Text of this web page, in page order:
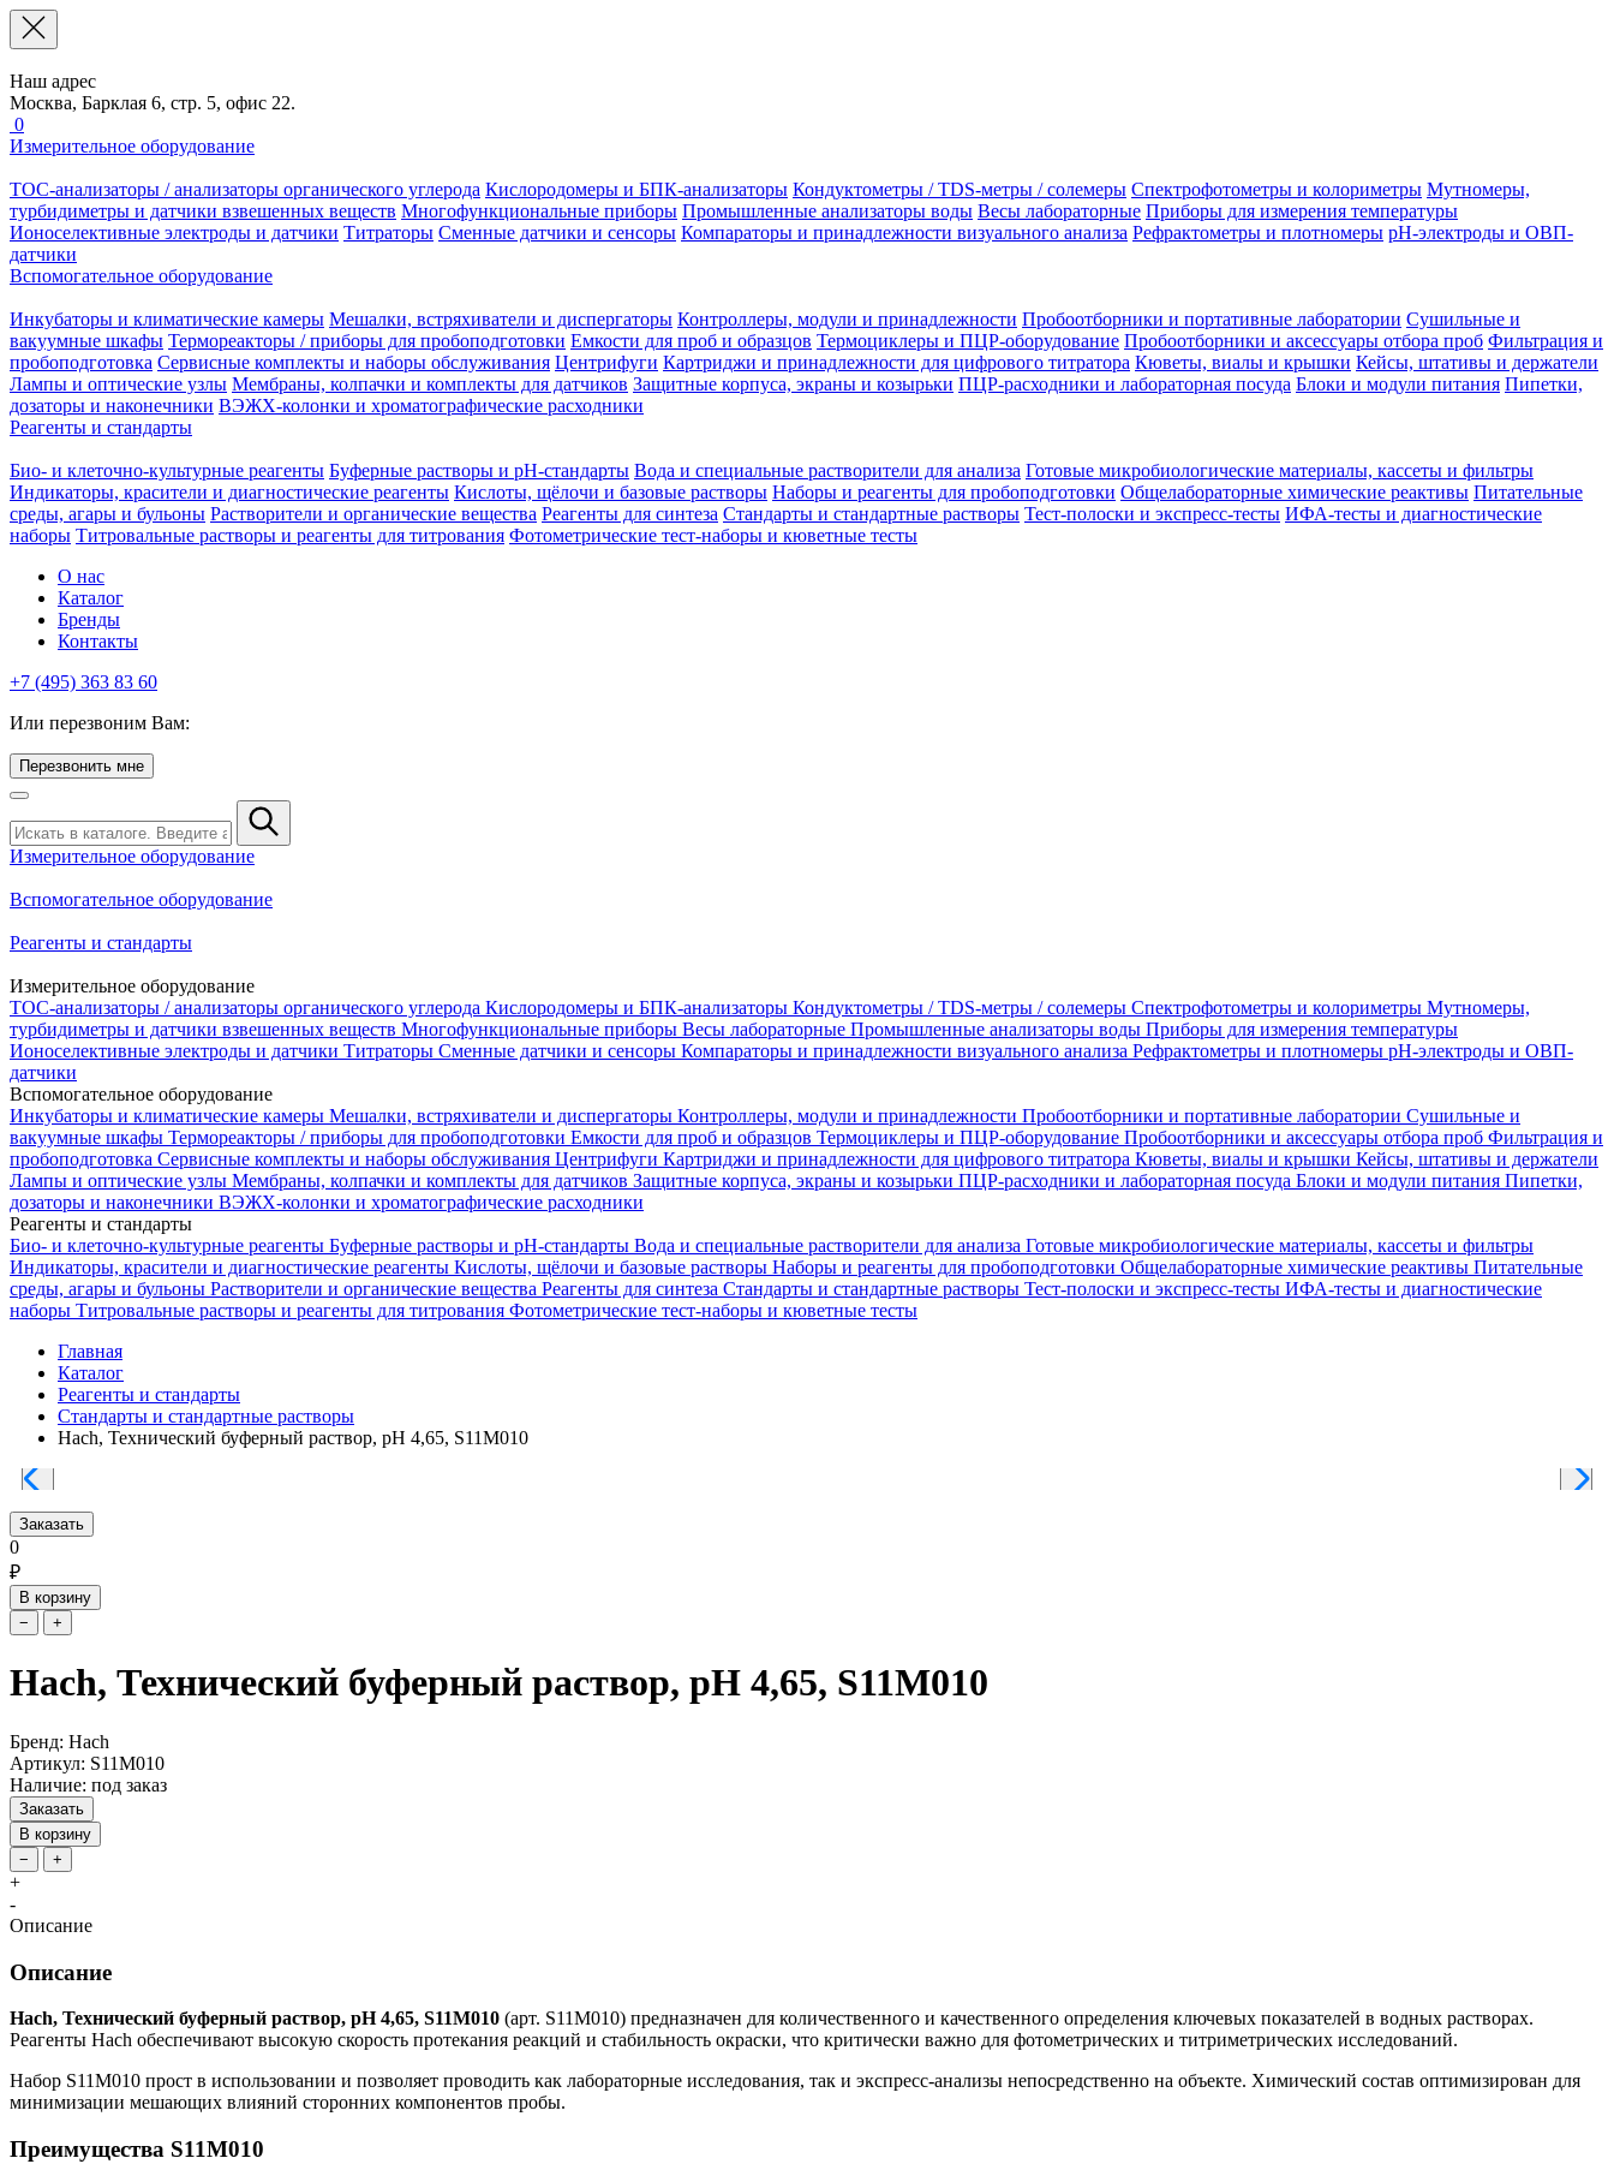
Наш адрес
Москва, Барклая 6, стр. 5, офис 22.
0
Измерительное оборудование
TOC-анализаторы / анализаторы органического углерода Кислородомеры и БПК-анализаторы Кондуктометры / TDS-метры / солемеры Спектрофотометры и колориметры Мутномеры,
турбидиметры и датчики взвешенных веществ Многофункциональные приборы Промышленные анализаторы воды Весы лабораторные Приборы для измерения температуры
Ионоселективные электроды и датчики Титраторы Сменные датчики и сенсоры Компараторы и принадлежности визуального анализа Рефрактометры и плотномеры pH-электроды и ОВП-
датчики
Вспомогательное оборудование
Инкубаторы и климатические камеры Мешалки, встряхиватели и диспергаторы Контроллеры, модули и принадлежности Пробоотборники и портативные лаборатории Сушильные и
вакуумные шкафы Термореакторы / приборы для пробоподготовки Емкости для проб и образцов Термоциклеры и ПЦР-оборудование Пробоотборники и аксессуары отбора проб Фильтрация и
пробоподготовка Сервисные комплекты и наборы обслуживания Центрифуги Картриджи и принадлежности для цифрового титратора Кюветы, виалы и крышки Кейсы, штативы и держатели
Лампы и оптические узлы Мембраны, колпачки и комплекты для датчиков Защитные корпуса, экраны и козырьки ПЦР-расходники и лабораторная посуда Блоки и модули питания Пипетки,
дозаторы и наконечники ВЭЖХ-колонки и хроматографические расходники
Реагенты и стандарты
Био- и клеточно-культурные реагенты Буферные растворы и pH-стандарты Вода и специальные растворители для анализа Готовые микробиологические материалы, кассеты и фильтры
Индикаторы, красители и диагностические реагенты Кислоты, щёлочи и базовые растворы Наборы и реагенты для пробоподготовки Общелабораторные химические реактивы Питательные
среды, агары и бульоны Растворители и органические вещества Реагенты для синтеза Стандарты и стандартные растворы Тест-полоски и экспресс-тесты ИФА-тесты и диагностические
наборы Титровальные растворы и реагенты для титрования Фотометрические тест-наборы и кюветные тесты
О нас
Каталог
Бренды
Контакты
+7 (495) 363 83 60
Или перезвоним Вам:
Перезвонить мне
Измерительное оборудование
Вспомогательное оборудование
Реагенты и стандарты
Измерительное оборудование
TOC-анализаторы / анализаторы органического углерода Кислородомеры и БПК-анализаторы Кондуктометры / TDS-метры / солемеры Спектрофотометры и колориметры Мутномеры,
турбидиметры и датчики взвешенных веществ Многофункциональные приборы Весы лабораторные Промышленные анализаторы воды Приборы для измерения температуры
Ионоселективные электроды и датчики Титраторы Сменные датчики и сенсоры Компараторы и принадлежности визуального анализа Рефрактометры и плотномеры pH-электроды и ОВП-
датчики
Вспомогательное оборудование
Инкубаторы и климатические камеры Мешалки, встряхиватели и диспергаторы Контроллеры, модули и принадлежности Пробоотборники и портативные лаборатории Сушильные и
вакуумные шкафы Термореакторы / приборы для пробоподготовки Емкости для проб и образцов Термоциклеры и ПЦР-оборудование Пробоотборники и аксессуары отбора проб Фильтрация и
пробоподготовка Сервисные комплекты и наборы обслуживания Центрифуги Картриджи и принадлежности для цифрового титратора Кюветы, виалы и крышки Кейсы, штативы и держатели
Лампы и оптические узлы Мембраны, колпачки и комплекты для датчиков Защитные корпуса, экраны и козырьки ПЦР-расходники и лабораторная посуда Блоки и модули питания Пипетки,
дозаторы и наконечники ВЭЖХ-колонки и хроматографические расходники
Реагенты и стандарты
Био- и клеточно-культурные реагенты Буферные растворы и pH-стандарты Вода и специальные растворители для анализа Готовые микробиологические материалы, кассеты и фильтры
Индикаторы, красители и диагностические реагенты Кислоты, щёлочи и базовые растворы Наборы и реагенты для пробоподготовки Общелабораторные химические реактивы Питательные
среды, агары и бульоны Растворители и органические вещества Реагенты для синтеза Стандарты и стандартные растворы Тест-полоски и экспресс-тесты ИФА-тесты и диагностические
наборы Титровальные растворы и реагенты для титрования Фотометрические тест-наборы и кюветные тесты
Главная
Каталог
Реагенты и стандарты
Стандарты и стандартные растворы
Hach, Технический буферный раствор, pH 4,65, S11M010
Заказать
0
₽
В корзину
−
+
Hach, Технический буферный раствор, pH 4,65, S11M010
Бренд: Hach
Артикул: S11M010
Наличие: под заказ
Заказать
В корзину
−
+
+
-
Описание
Описание
Hach, Технический буферный раствор, pH 4,65, S11M010 (арт. S11M010) предназначен для количественного и качественного определения ключевых показателей в водных растворах.
Реагенты Hach обеспечивают высокую скорость протекания реакций и стабильность окраски, что критически важно для фотометрических и титриметрических исследований.
Набор S11M010 прост в использовании и позволяет проводить как лабораторные исследования, так и экспресс-анализы непосредственно на объекте. Химический состав оптимизирован для
минимизации мешающих влияний сторонних компонентов пробы.
Преимущества S11M010